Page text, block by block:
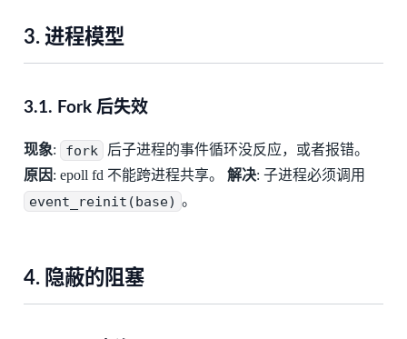
3. 进程模型
3.1. Fork 后失效
现象: fork
后子进程的事件循环没反应，或者报错。
原因: epoll fd 不能跨进程共享。 解决: 子进程必须调用
event_reinit(base) 。
4. 隐蔽的阻塞